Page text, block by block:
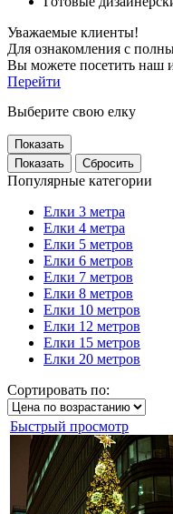
Уважаемые клиенты!
Для ознакомления с
Вы можете посетить наш
Перейти
Выберите свою елку
Показать
Популярные категории
Елки 3 метра
Елки 4 метра
Елки 5 метров
Елки 6 метров
Елки 7 метров
Елки 8 метров
Елки 10 метров
Елки 12 метров
Елки 15 метров
Елки 20 метров
Сортировать по:
Быстрый просмотр